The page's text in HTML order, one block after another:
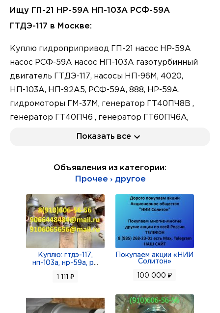
Ищу ГП-21 НР-59А НП-103А РСФ-59А
ГТДЭ-117 в Москве:
Куплю гидроприпривод ГП-21 насос НР-59А
насос РСФ-59А насос НП-103А газотурбинный
двигатель ГТДЭ-117, насосы НП-96М, 4020,
НП-103А, НП-92А5, РСФ-59А, 888, НР-59А,
гидромоторы ГМ-37М, генератор ГТ40ПЧ8В ,
генератор ГТ40ПЧ6 , генератор ГТ60ПЧ6А,
фильтры 8д2.966.022-7, фильтры 8д2.966.697-06,
гидропривод ГП-21 с генератором в комплекте,
СПТ-0,1, датчики СПТ-0,1А, катушки КР-1,
катушки КР-12СИ , заслонки 3175 с
электромеханизмом МПК-13А5, клапаны МКТ-17Б
, клапаны МКТ-16, заслонки 1919Т, насосы
БНК-10КФН, электромеханизмы УР-6 и УТ-6Д,
Показать все
Объявления из категории:
Прочее › другое
Куплю: гтдэ-117,
нп-103а, нр-59а, р
1 111 ₽
Покупаем акции «НИИ
Солитон»
100 000 ₽